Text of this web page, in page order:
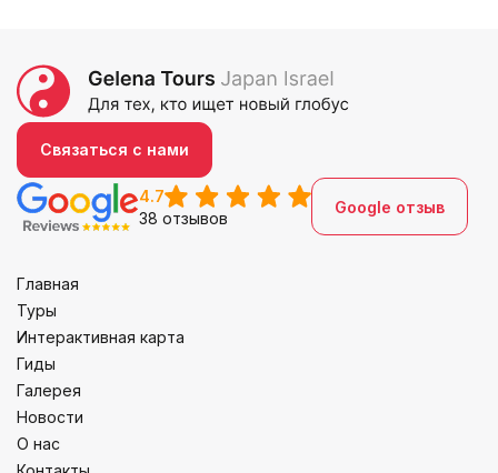
Связаться с нами
4.7
38 отзывов
Google отзыв
Главная
Туры
Интерактивная карта
Гиды
Галерея
Новости
О нас